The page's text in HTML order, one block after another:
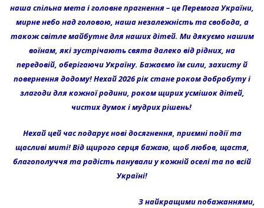
наша спільна мета і головне прагнення – це Перемога України,
мирне небо над головою, наша незалежність та свобода, а
також світле майбутнє для наших дітей. Ми дякуємо нашим
воїнам, які зустрічають свята далеко від рідних, на
передовій, оберігаючи Україну. Бажаємо їм сили, захисту й
повернення додому!Нехай 2026 рік стане роком добробуту і
злагоди для кожної родини, роком щирих усмішок дітей,
чистих думок і мудрих рішень!
Нехай цей час подарує нові досягнення, приємні події та
щасливі миті!Від щирого серця бажаю, щоб любов, щастя,
благополуччя та радість панували у кожній оселі та по всій
Україні!
З найкращими побажаннями,